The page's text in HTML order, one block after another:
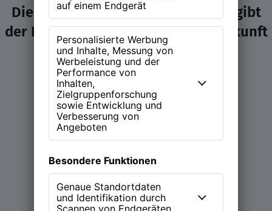
Die NEW WORK Experience (NWX) gibt
der Diskussion über Arbeit und Zukunft
ein Zuhause.
Learn more
Magazin